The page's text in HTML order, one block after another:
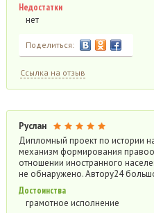
Недостатки
нет
Поделиться:
Ссылка на отзыв
Руслан
Дипломный проект по истории
механизм формирования
отношении иностранного
не обнаружено. Автору24
Достоинства
грамотное исполнение